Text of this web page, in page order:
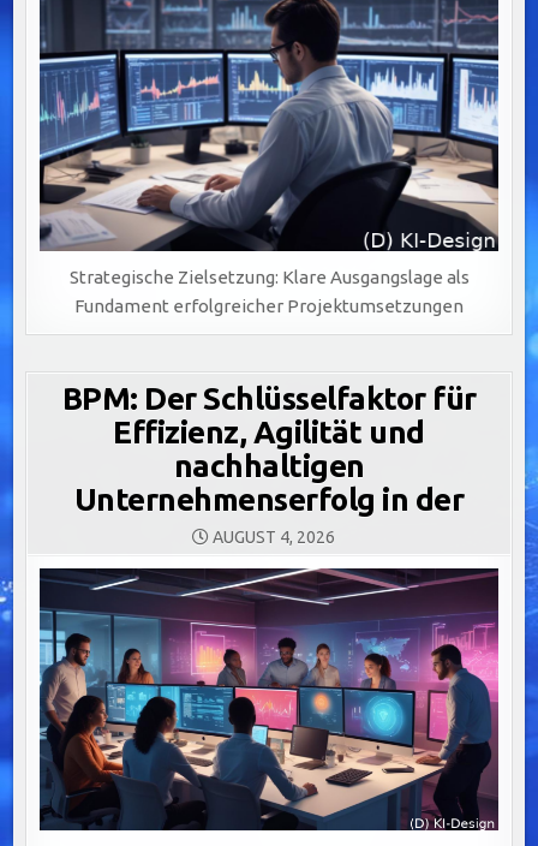
Strategische Zielsetzung: Klare Ausgangslage als
Fundament erfolgreicher Projektumsetzungen
BPM: Der Schlüsselfaktor für
Effizienz, Agilität und
nachhaltigen
Unternehmenserfolg in der
AUGUST 4, 2026